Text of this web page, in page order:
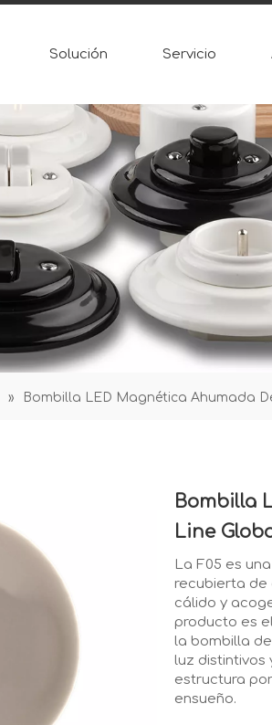
Solución Servicio
» Bombilla LED Magnética Ahumada
Bombilla
Line
La F05 es
recubierta de
cálido y
producto es
la bombilla
luz distintivos
estructura
ensueño.